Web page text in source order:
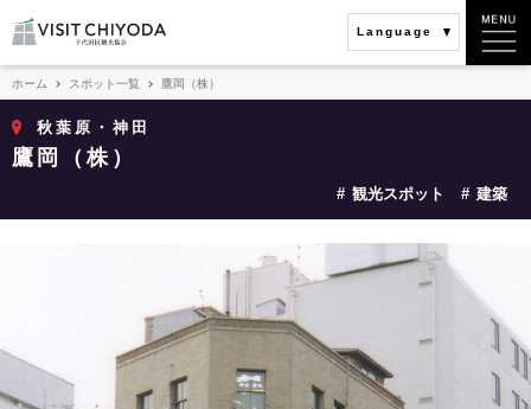
Language
ホーム スポット一覧 鷹岡（株）
秋葉原・神田
鷹岡（株）
観光スポット 建築